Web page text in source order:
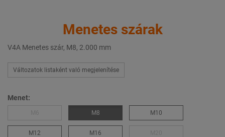
Menetes szárak
V4A Menetes szár, M8, 2.000 mm
Változatok listaként való megjelenítése
Menet:
M8 M10
M12 M16